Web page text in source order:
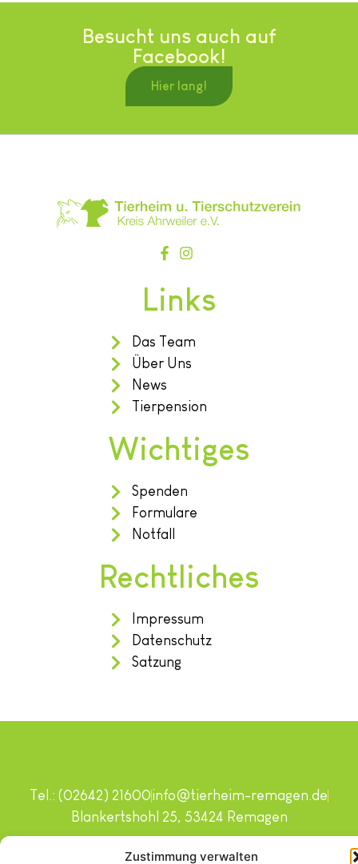
Zustimmung verwalten
Besucht uns auch auf
Facebook!
Hier lang!
Links
Das Team
Über Uns
News
Tierpension
Wichtiges
Spenden
Formulare
Notfall
Rechtliches
Impressum
Datenschutz
Satzung
Copyright © 2024. Alle Rechte vorbehalten.
Tel.: (02642) 21600info@tierheim-remagen.de
Blankertshohl 25, 53424 Remagen